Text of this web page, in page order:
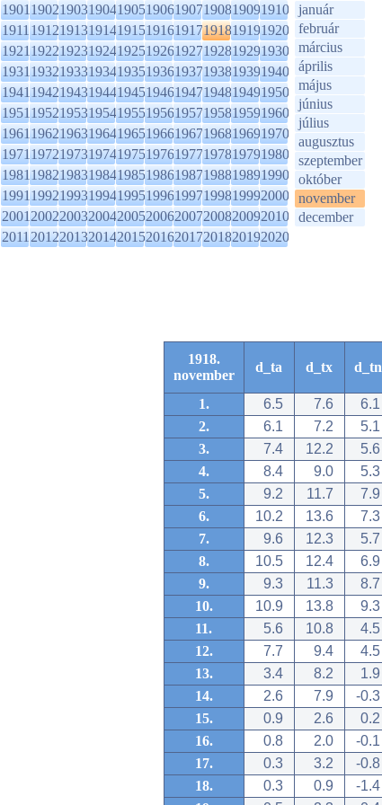
1901190219031904190519061907190819091910
1911191219131914191519161917191819191920
1921192219231924192519261927192819291930
1931193219331934193519361937193819391940
1941194219431944194519461947194819491950
1951195219531954195519561957195819591960
1961196219631964196519661967196819691970
1971197219731974197519761977197819791980
1981198219831984198519861987198819891990
1991199219931994199519961997199819992000
2001200220032004200520062007200820092010
2011201220132014201520162017201820192020
január
február
március
április
május
június
július
augusztus
szeptember
október
november
december
1918.
november
d_ta d_tx d_tn
1. 6.5 7.6 6.1
2.
6.1 7.2 5.1
3.
7.4 12.2 5.6
4.
8.4 9.0 5.3
5.
9.2 11.7 7.9
6.
10.2 13.6 7.3
7.
9.6 12.3 5.7
8.
10.5 12.4 6.9
9.
9.3 11.3 8.7
10.
10.9 13.8 9.3
11.
5.6 10.8 4.5
12.
7.7 9.4 4.5
13.
3.4 8.2 1.9
14.
2.6 7.9 -0.3
15.
0.9 2.6 0.2
16.
0.8 2.0 -0.1
17.
0.3 3.2 -0.8
18.
0.3 0.9 -1.4